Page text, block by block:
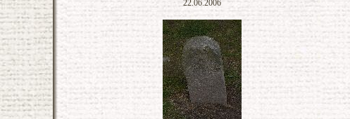
22.06.2006